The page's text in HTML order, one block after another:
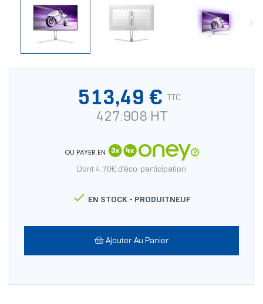
513,49 € TTC
427.908 HT
OU PAYER EN
Dont 4.70€ d'éco-participation
 EN STOCK - PRODUITNEUF
Ajouter Au Panier